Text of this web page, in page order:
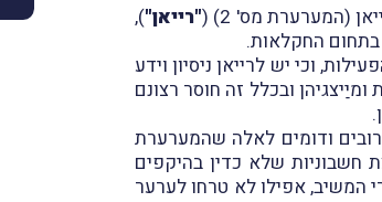
(המערערת מס' 2) ( "רייאן"),
החקלאות.
וכי יש לרייאן ניסיון וידע
ובכלל זה חוסר רצונם
ודומים לאלה שהמערערת
בְּשל חשד לשימוש והפצת חשבוניות שלא כדין בהיקפים
המשיב, אפילו לא טרחו לערער